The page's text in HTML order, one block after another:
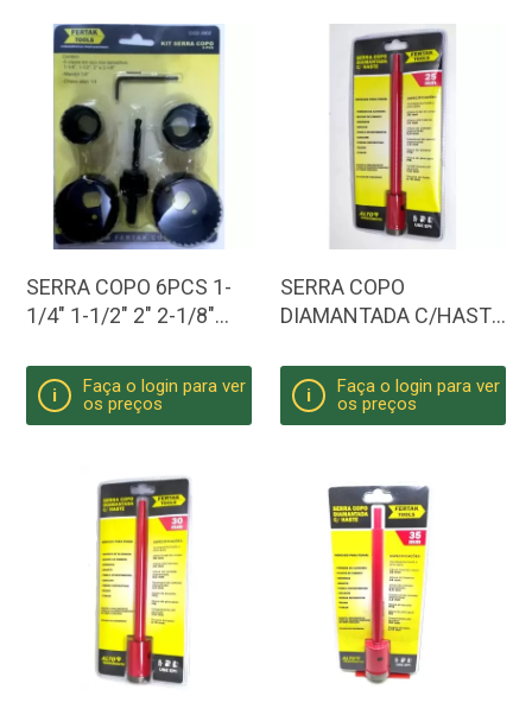
SERRA COPO 6PCS 1-
1/4" 1-1/2" 2" 2-1/8"
i
Faça o login para ver
os preços
SERRA COPO
DIAMANTADA C/HASTE
i
Faça o login para ver
os preços